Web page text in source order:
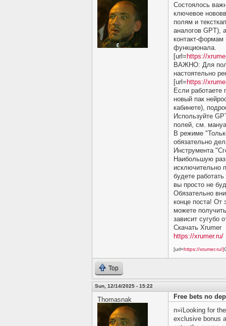
Состоялось
ключевое
полям и
аналогов GPT),
контакт-
функционала.
[url= https://
ВАЖНО: Для
настоятельно
[url= https://
Если работаете
новый пак
кабинете),
Используйте
полей, см.
В режиме
обязательно
Инструмента
Наибольшую
исключительно
будете
вы просто не
Обязательно
конце поста! От
можете
зависит сугубо
Скачать Xrumer
https://xrumer.ru/
[url=https://xrumer.ru/]
Top
Sun, 12/14/2025 - 15:22
Thomasnak
Free bets no
п»їLooking for
exclusive bonus